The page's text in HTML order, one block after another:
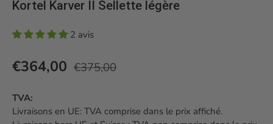
Kortel Karver II Sellette légère
2 avis
Prix soldé
€364,00 Prix habituel
€375,00
TVA:
Livraisons en UE: TVA comprise dans le prix affiché.